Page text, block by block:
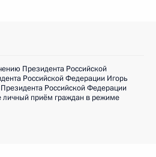
Президента Российской
Российской Федерации Игорь
Российской Федерации
личный приём граждан в режиме